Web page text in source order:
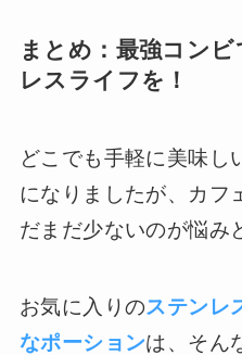
まとめ：最強コン
レスライフを！
どこでも手軽に美味し
になりましたが、カフ
だまだ少ないのが悩み
お気に入りのステンレ
なポーションは、そん